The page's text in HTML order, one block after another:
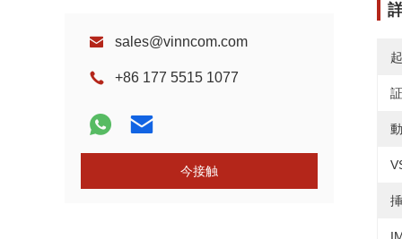
sales@vinncom.com
+86 177 5515 1077
今接触